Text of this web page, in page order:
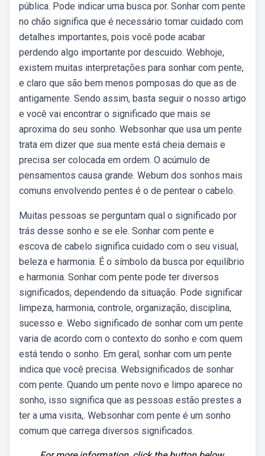
pública. Pode indicar uma busca por. Sonhar com pente
no chão significa que é necessário tomar cuidado com
detalhes importantes, pois você pode acabar
perdendo algo importante por descuido. Webhoje,
existem muitas interpretações para sonhar com pente,
e claro que são bem menos pomposas do que as de
antigamente. Sendo assim, basta seguir o nosso artigo
e você vai encontrar o significado que mais se
aproxima do seu sonho. Websonhar que usa um pente
trata em dizer que sua mente está cheia demais e
precisa ser colocada em ordem. O acúmulo de
pensamentos causa grande. Webum dos sonhos mais
comuns envolvendo pentes é o de pentear o cabelo.
Muitas pessoas se perguntam qual o significado por
trás desse sonho e se ele. Sonhar com pente e
escova de cabelo significa cuidado com o seu visual,
beleza e harmonia. É o símbolo da busca por equilíbrio
e harmonia. Sonhar com pente pode ter diversos
significados, dependendo da situação. Pode significar
limpeza, harmonia, controle, organização, disciplina,
sucesso e. Webo significado de sonhar com um pente
varia de acordo com o contexto do sonho e com quem
está tendo o sonho. Em geral, sonhar com um pente
indica que você precisa. Websignificados de sonhar
com pente. Quando um pente novo e limpo aparece no
sonho, isso significa que as pessoas estão prestes a
ter a uma visita,. Websonhar com pente é um sonho
comum que carrega diversos significados.